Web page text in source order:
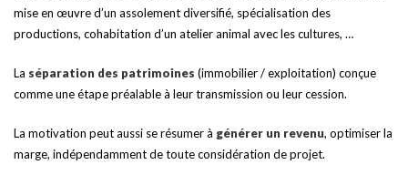
mise en œuvre d’un assolement diversifié, spécialisation des
productions, cohabitation d’un atelier animal avec les cultures, …
La séparation des patrimoines (immobilier / exploitation) conçue
comme une étape préalable à leur transmission ou leur cession.
La motivation peut aussi se résumer à générer un revenu, optimiser la
marge, indépendamment de toute considération de projet.